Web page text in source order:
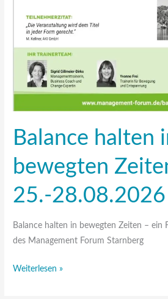
Balance halten
bewegten
25.-28.08.2026
Balance halten in bewegten Zeiten – ein
des Management Forum Starnberg
Weiterlesen »